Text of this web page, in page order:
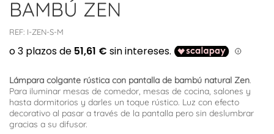
BAMBÚ ZEN
REF: I-ZEN-S-M
Lámpara colgante rústica con pantalla de bambú natural Zen.
Para iluminar mesas de comedor, mesas de cocina, salones y
hasta dormitorios y darles un toque rústico. Luz con efecto
decorativo al pasar a través de la pantalla pero sin deslumbrar
gracias a su difusor.